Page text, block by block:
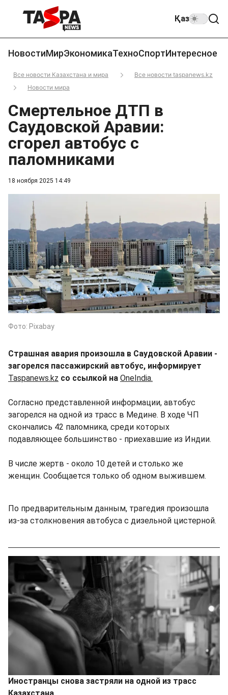
Қаз
НовостиМирЭкономикаТехноСпортИнтересное
Все новости Казахстана и мира
Все новости taspanews.kz
Новости мира
18 ноября 2025 14:49
Смертельное ДТП в
Саудовской Аравии:
сгорел автобус с
паломниками
Фото: Pixabay
Страшная авария произошла в Саудовской Аравии -
загорелся пассажирский автобус, информирует
Taspanews.kz со ссылкой на OneIndia.
Согласно представленной информации, автобус
загорелся на одной из трасс в Медине. В ходе ЧП
скончались 42 паломника, среди которых
подавляющее большинство - приехавшие из Индии.
В числе жертв - около 10 детей и столько же
женщин. Сообщается только об одном выжившем.
По предварительным данным, трагедия произошла
из-за столкновения автобуса с дизельной цистерной.
Иностранцы снова застряли на одной из трасс
Казахстана